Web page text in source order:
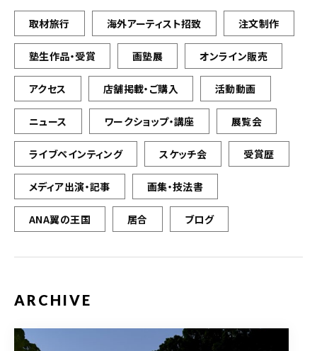
取材旅行 海外アーティスト招致 注文制作
塾生作品・受賞 画塾展 オンライン販売
アクセス 店舗掲載・ご購入 活動動画
ニュース ワークショップ・講座 展覧会
ライブペインティング スケッチ会 受賞歴
メディア出演・記事 画集・技法書
ANA翼の王国 居合 ブログ
ARCHIVE